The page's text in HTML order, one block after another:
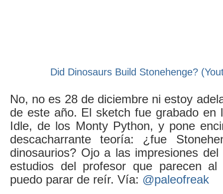
Did Dinosaurs Build Stonehenge?
No, no es 28 de diciembre ni estoy
de este año. El sketch fue grabado en
Idle, de los Monty Python, y pone
descacharrante teoría: ¿fue
dinosaurios? Ojo a las impresiones
estudios del profesor que parecen
puedo parar de reír. Vía: @paleofreak